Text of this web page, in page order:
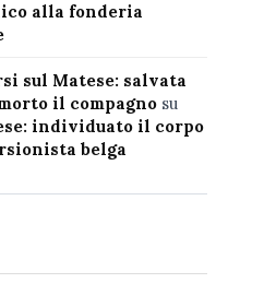
alla fonderia
sul Matese: salvata
il compagnosu
individuato il corpo
belga